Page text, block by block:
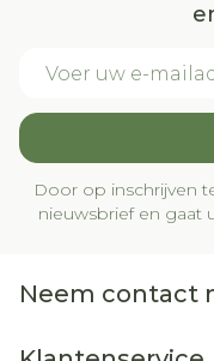
Door op inschrijven
nieuwsbrief en gaat
Neem contact